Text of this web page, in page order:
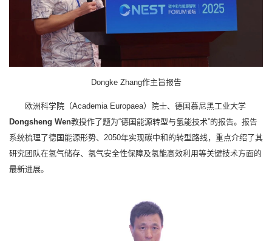
Dongke Zhang作主旨报告
欧洲科学院（Academia Europaea）院士、德国慕尼黑工业大学
Dongsheng Wen教授作了题为“德国能源转型与氢能技术”的报告。报告
系统梳理了德国能源形势、2050年实现碳中和的转型路线，重点介绍了其
研究团队在氢气储存、氢气安全性保障及氢能高效利用等关键技术方面的
最新进展。